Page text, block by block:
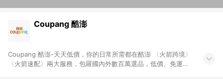
Coupang 酷澎
Coupang 酷澎-天天低價，你的日常所需都在酷澎 〈火箭跨境〉
〈火箭速配〉兩大服務，包羅國內外數百萬選品，低價、免運，